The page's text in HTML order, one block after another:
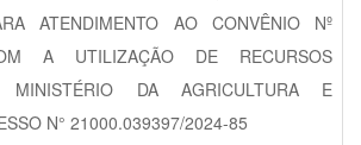
ATENDIMENTO AO CONVÊNIO Nº
A UTILIZAÇÃO DE RECURSOS
MINISTÉRIO DA AGRICULTURA E
N° 21000.039397/2024-85